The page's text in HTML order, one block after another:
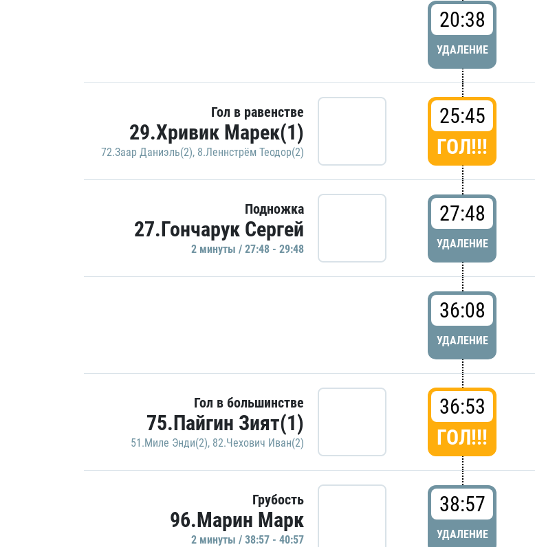
20:38
УДАЛЕНИЕ
Гол в равенстве
29.Хривик Марек(1)
72.Заар Даниэль(2), 8.Леннстрём Теодор(2)
25:45
ГОЛ!!!
Подножка
27.Гончарук Сергей
2 минуты / 27:48 - 29:48
27:48
УДАЛЕНИЕ
36:08
УДАЛЕНИЕ
Гол в большинстве
75.Пайгин Зият(1)
51.Миле Энди(2), 82.Чехович Иван(2)
36:53
ГОЛ!!!
Грубость
96.Марин Марк
2 минуты / 38:57 - 40:57
38:57
УДАЛЕНИЕ